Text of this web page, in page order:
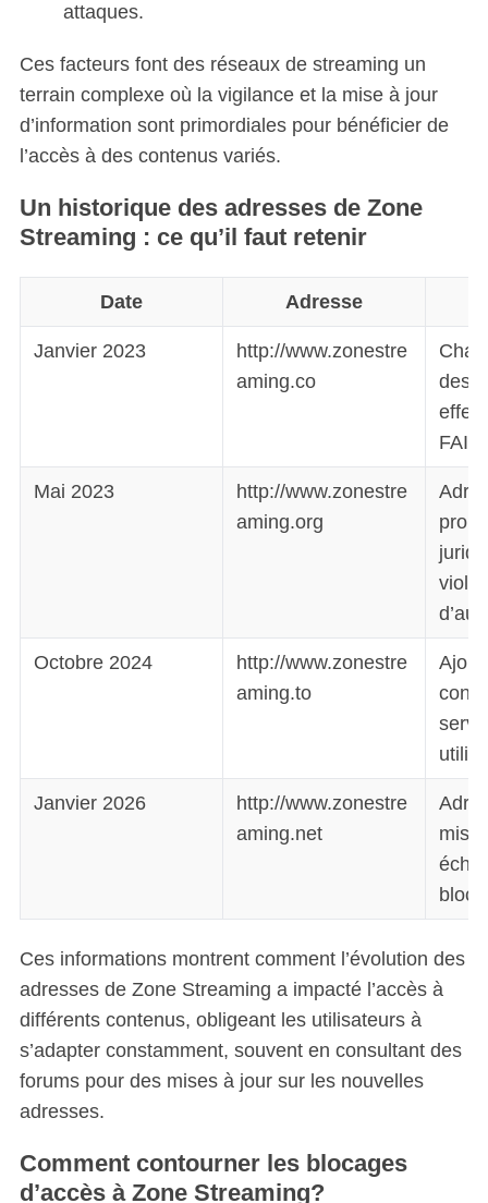
attaques.
Ces facteurs font des réseaux de streaming un
terrain complexe où la vigilance et la mise à jour
d’information sont primordiales pour bénéficier de
l’accès à des contenus variés.
Un historique des adresses de Zone
Streaming : ce qu’il faut retenir
Date Adresse
Janvier 2023
http://www.zonestre
aming.co
des
FAI.
Mai 2023
http://www.zonestre
aming.org
Octobre 2024
http://www.zonestre
aming.to
Ajout
Janvier 2026
http://www.zonestre
aming.net
mise
Ces informations montrent comment l’évolution des
adresses de Zone Streaming a impacté l’accès à
différents contenus, obligeant les utilisateurs à
s’adapter constamment, souvent en consultant des
forums pour des mises à jour sur les nouvelles
adresses.
Comment contourner les blocages
d’accès à Zone Streaming?